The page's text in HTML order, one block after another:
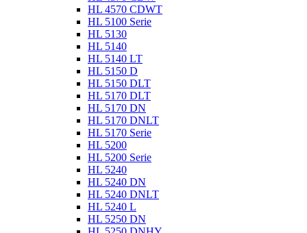
HL 4570 CDWT
HL 5100 Serie
HL 5130
HL 5140
HL 5140 LT
HL 5150 D
HL 5150 DLT
HL 5170 DLT
HL 5170 DN
HL 5170 DNLT
HL 5170 Serie
HL 5200
HL 5200 Serie
HL 5240
HL 5240 DN
HL 5240 DNLT
HL 5240 L
HL 5250 DN